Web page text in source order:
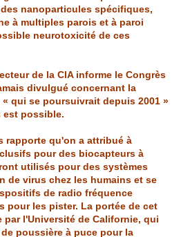
nanoparticules spécifiques,
à multiples parois et à paroi
neurotoxicité de ces
de la CIA informe le Congrès
divulgué concernant la
qui se poursuivrait depuis 2001 »
est possible.
rapporte qu'on a attribué à
pour des biocapteurs à
utilisés pour des systèmes
de virus chez les humains et se
de radio fréquence
pour les pister. La portée de cet
par l'Université de Californie, qui
poussière à puce pour la